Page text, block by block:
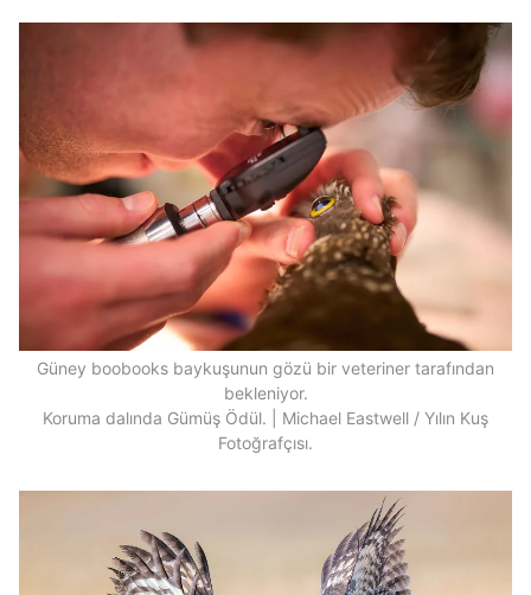
Güney boobooks baykuşunun gözü bir veteriner tarafından
bekleniyor.
Koruma dalında Gümüş Ödül. | Michael Eastwell / Yılın Kuş
Fotoğrafçısı.